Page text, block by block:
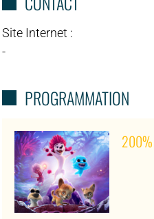
Site Internet :
-
PROGRAMMATION